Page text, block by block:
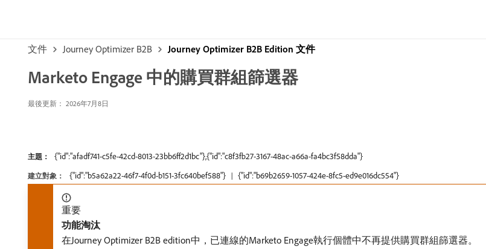
文件 Journey Optimizer B2B Journey Optimizer B2B Edition 文件
Marketo Engage 中的購買群組篩選器
最後更新： 2026年7月8日
主題： {"id":"afadf741-c5fe-42cd-8013-23bb6ff2d1bc"},{"id":"c8f3fb27-3167-48ac-a66a-fa4bc3f58dda"}
建立對象： {"id":"b5a62a22-46f7-4f0d-b151-3fc640bef588"} {"id":"b69b2659-1057-424e-8fc5-ed9e016dc554"}
重要
功能淘汰
在Journey Optimizer B2B edition中，已連線的Marketo Engage執行個體中不再提供購買群組篩選器。